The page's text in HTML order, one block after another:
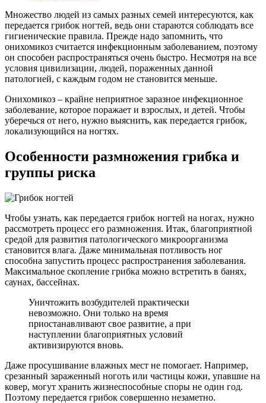
Множество людей из самых разных семей интересуются, как
передается грибок ногтей, ведь они стараются соблюдать все
гигиенические правила. Прежде надо запомнить, что
онихомикоз считается инфекционным заболеванием, поэтому
он способен распространяться очень быстро. Несмотря на все
условия цивилизации, людей, пораженных данной
патологией, с каждым годом не становится меньше.
Онихомикоз – крайне неприятное заразное инфекционное
заболевание, которое поражает и взрослых, и детей. Чтобы
уберечься от него, нужно выяснить, как передается грибок,
локализующийся на ногтях.
Особенности размножения грибка и
группы риска
Чтобы узнать, как передается грибок ногтей на ногах, нужно
рассмотреть процесс его размножения. Итак, благоприятной
средой для развития патологического микроорганизма
становится влага. Даже минимальная потливость ног
способна запустить процесс распространения заболевания.
Максимальное скопление грибка можно встретить в банях,
саунах, бассейнах.
Уничтожить возбудителей практически
невозможно. Они только на время
приостанавливают свое развитие, а при
наступлении благоприятных условий
активизируются вновь.
Даже просушивание влажных мест не помогает. Например,
срезанный зараженный ноготь или частицы кожи, упавшие на
ковер, могут хранить жизнеспособные споры не один год.
Поэтому передается грибок совершенно незаметно.